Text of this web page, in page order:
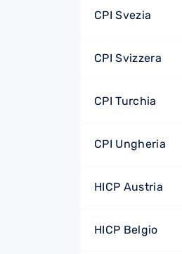
CPI Svezia
CPI Svizzera
CPI Turchia
CPI Ungheria
HICP Austria
HICP Belgio